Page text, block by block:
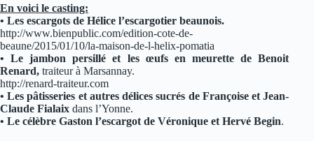
En voici le casting:
• Les escargots de Hélice l’escargotier beaunois.
http://www.bienpublic.com/edition-cote-de-
beaune/2015/01/10/la-maison-de-l-helix-pomatia
• Le jambon persillé et les œufs en meurette de Benoit
Renard, traiteur à Marsannay.
http://renard-traiteur.com
• Les pâtisseries et autres délices sucrés de Françoise et Jean-
Claude Fialaix dans l’Yonne.
• Le célèbre Gaston l’escargot de Véronique et Hervé Begin.